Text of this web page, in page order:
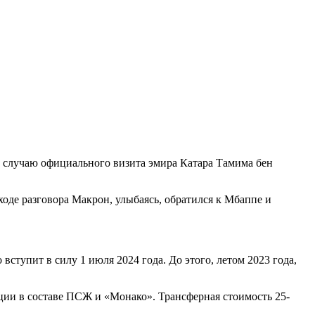
официального визита эмира Катара Тамима бен
разговора Макрон, улыбаясь, обратился к Мбаппе и
в силу 1 июля 2024 года. До этого, летом 2023 года,
в составе ПСЖ и «Монако». Трансферная стоимость 25-